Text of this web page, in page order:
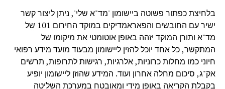
בלחיצת כפתור פשוטה ביישומון 'מד"א שלי', ניתן ליצור קשר
ישיר עם החובשים והפאראמדיקים במוקד החירום 101 של
מד"א ותורן המוקד יזהה באופן אוטומטי את מיקומו של
המתקשר, כל אחד יוכל להזין ליישומון מבעוד מועד מידע רפואי
חיוני כמו מחלות כרוניות, אלרגיות, רגישות לתרופות, תרשים
אק"ג, סיכום מחלה אחרון ועוד. המידע שהוזן ליישומון יופיע
בקבלת הקריאה באופן מידי ומאובטח במערכת השליטה